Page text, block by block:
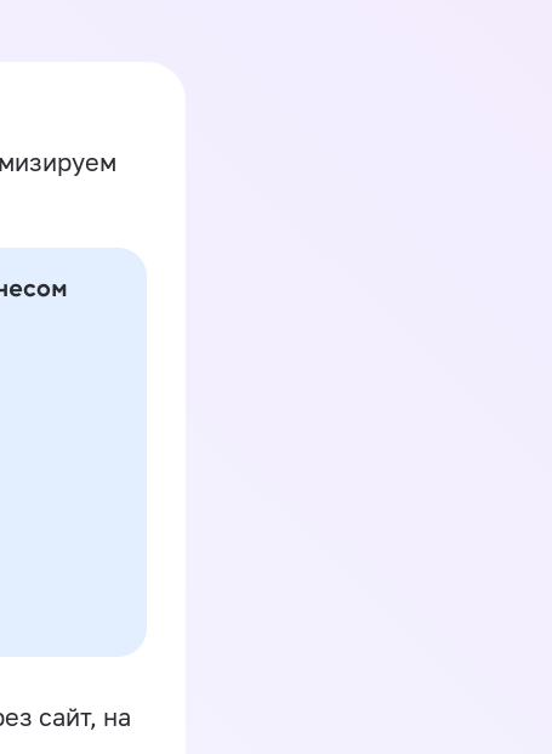
сайт, на